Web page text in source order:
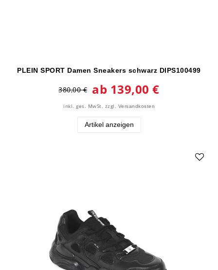
PLEIN SPORT Damen Sneakers schwarz DIPS100499
380,00 € ab 139,00 €
inkl. ges. MwSt. zzgl. Versandkosten
Artikel anzeigen